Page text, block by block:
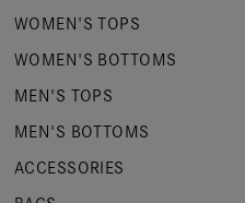
WOMEN'S TOPS
WOMEN'S BOTTOMS
MEN'S TOPS
MEN'S BOTTOMS
ACCESSORIES